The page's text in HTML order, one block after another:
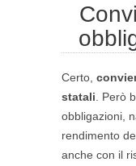
Certo,
statali . Però
obbligazioni,
rendimento
anche con il